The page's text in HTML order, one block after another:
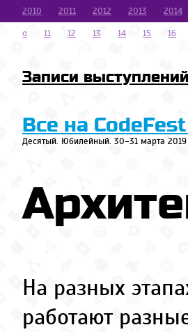
2010 2011 2012 2013
2014
o
11 12 13 14 15 16
Записи
Все на
Десятый. Юбилейный. 30–31 марта 2019
На разных
работают